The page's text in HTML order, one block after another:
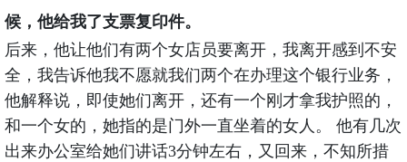
候，他给我了支票复印件。
后来，他让他们有两个女店员要离开，我离开感到不安
全，我告诉他我不愿就我们两个在办理这个银行业务，
他解释说，即使她们离开，还有一个刚才拿我护照的，
和一个女的，她指的是门外一直坐着的女人。 他有几次
出来办公室给她们讲话3分钟左右，又回来，不知所措